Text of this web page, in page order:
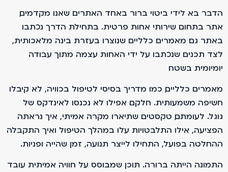
הדבר בא לידי ביטוי ברור באחד האתרים שאנו מקדמים,
אתר בתחום שירותי אחות פרטית. בתחילת הדרך נכתבו
באתר גם מאמרים כלליים שנוצרו בעזרת בינה מלאכותית,
לצד תכנים שנכתבו על ידי האחות עצמה מתוך עבודה
יומיומית בשטח.
מאמרים כלליים, כמו מדריך בסיסי לטיפול בכוויה, לא קיבלו
חשיפה משמעותית. חלקם אפילו לא נכנסו לאינדקס של
גוגל. לעומתם, טקסטים שתיארו מקרה אמיתי, איך נראתה
הפציעה, אילו התלבטויות עלו במהלך הטיפול ואיך התקבלה
ההחלטה בפועל, התחילו לייצר תנועה, זמן שהייה ופניות.
התמונה הייתה ברורה. תוכן שמבוסס על חוויה אמיתית עובד